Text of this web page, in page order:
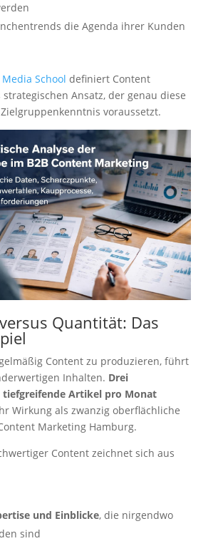
die Agenda ihrer Kunden
School definiert Content
Ansatz, der genau diese
voraussetzt.
Quantität: Das
Content zu produzieren, führt
Inhalten. Drei
tiefgreifende Artikel pro Monat
Wirkung als zwanzig oberflächliche
Marketing Hamburg.
Content zeichnet sich aus
und Einblicke, die nirgendwo
sind